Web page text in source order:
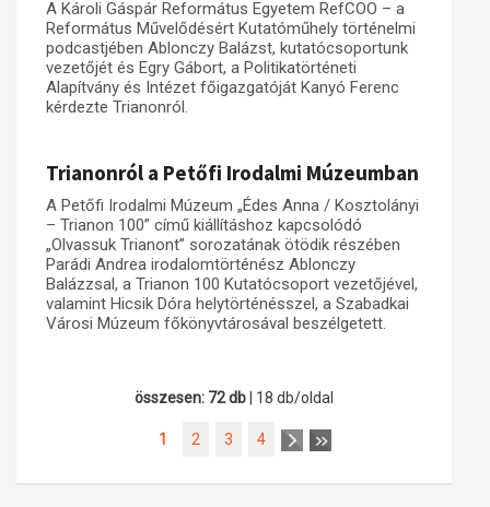
A Károli Gáspár Református Egyetem RefCOO – a
Református Művelődésért Kutatóműhely történelmi
podcastjében Ablonczy Balázst, kutatócsoportunk
vezetőjét és Egry Gábort, a Politikatörténeti
Alapítvány és Intézet főigazgatóját Kanyó Ferenc
kérdezte Trianonról.
Trianonról a Petőfi Irodalmi Múzeumban
A Petőfi Irodalmi Múzeum „Édes Anna / Kosztolányi
– Trianon 100” című kiállításhoz kapcsolódó
„Olvassuk Trianont” sorozatának ötödik részében
Parádi Andrea irodalomtörténész Ablonczy
Balázzsal, a Trianon 100 Kutatócsoport vezetőjével,
valamint Hicsik Dóra helytörténésszel, a Szabadkai
Városi Múzeum főkönyvtárosával beszélgetett.
összesen: 72 db | 18 db/oldal
1 2 3 4